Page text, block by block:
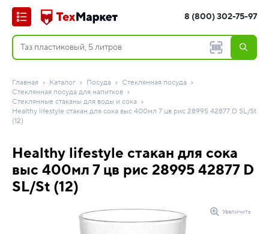
8 (800) 302-75-97
Главная Каталог Посуда
Стеклянная посуда
Стеклянная посуда для напитков
Стеклянные стаканы для воды и сока
Healthy lifestyle стакан для сока выс 400мл 7 цв рис 28995 42877 D SL/St
(12)
Healthy lifestyle стакан для сока
выс 400мл 7 цв рис 28995 42877 D
SL/St (12)
Увеличить